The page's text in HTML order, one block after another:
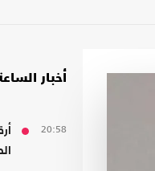
أخبار
20:58